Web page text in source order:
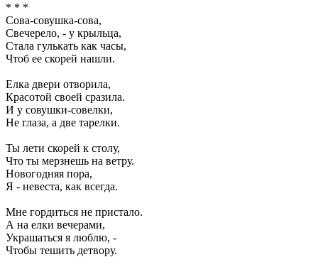
* * *
Сова-совушка-сова,
Свечерело, - у крыльца,
Стала гулькать как часы,
Чтоб ее скорей нашли.
Елка двери отворила,
Красотой своей сразила.
И у совушки-совелки,
Не глаза, а две тарелки.
Ты лети скорей к столу,
Что ты мерзнешь на ветру.
Новогодняя пора,
Я - невеста, как всегда.
Мне гордиться не пристало.
А на елки вечерами,
Украшаться я люблю, -
Чтобы тешить детвору.